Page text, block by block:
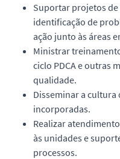
Suportar projetos
identificação de
ação junto às áreas
Ministrar
ciclo PDCA e outras
qualidade.
Disseminar a
incorporadas.
Realizar
às unidades e
processos.